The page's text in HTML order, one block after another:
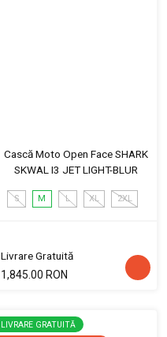
Cască Moto Open Face SHARK
SKWAL I3 JET LIGHT-BLUR
S M L XL 2XL
Livrare Gratuită
1,845.00 RON
LIVRARE GRATUITĂ